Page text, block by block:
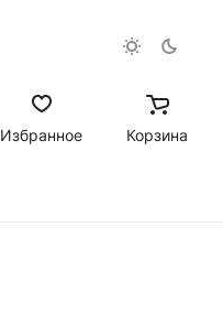
Избранное Корзина